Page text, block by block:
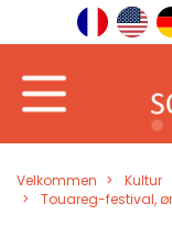
Velkommen
Kultur
Touareg-festival,